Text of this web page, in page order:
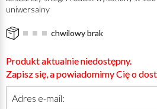
uniwersalny
chwilowy brak
Produkt aktualnie niedostępny.
Zapisz się, a powiadomimy Cię o
Adres e-mail: